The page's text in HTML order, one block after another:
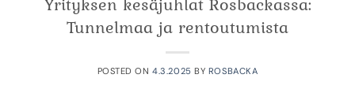
Tunnelmaa ja rentoutumista
POSTED ON4.3.2025 BY ROSBACKA